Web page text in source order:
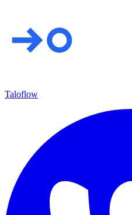
Taloflow